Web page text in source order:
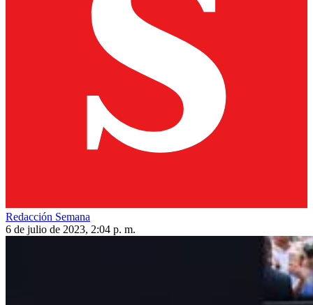
Redacción Semana
6 de julio de 2023, 2:04 p. m.